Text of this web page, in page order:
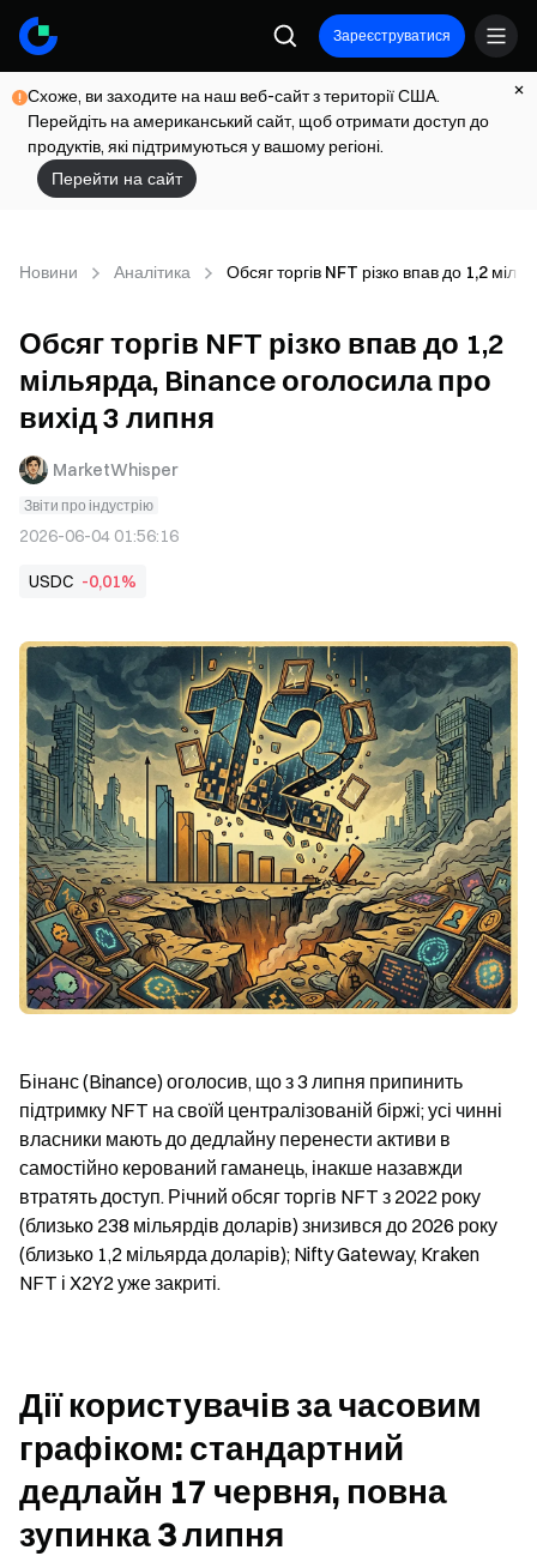
Зареєструватися
Схоже, ви заходите на наш веб-сайт з території США.
Перейдіть на американський сайт, щоб отримати доступ до
продуктів, які підтримуються у вашому регіоні.
Перейти на сайт
Новини Аналітика Обсяг торгів NFT різко впав до 1,2
Обсяг торгів NFT різко впав до 1,2
мільярда, Binance оголосила про
вихід 3 липня
MarketWhisper
Звіти про індустрію
2026-06-04 01:56:16
USDC -0,01%
Бінанс (Binance) оголосив, що з 3 липня припинить
підтримку NFT на своїй централізованій біржі; усі чинні
власники мають до дедлайну перенести активи в
самостійно керований гаманець, інакше назавжди
втратять доступ. Річний обсяг торгів NFT з 2022 року
(близько 238 мільярдів доларів) знизився до 2026 року
(близько 1,2 мільярда доларів); Nifty Gateway, Kraken
NFT і X2Y2 уже закриті.
Дії користувачів за часовим
графіком: стандартний
дедлайн 17 червня, повна
зупинка 3 липня